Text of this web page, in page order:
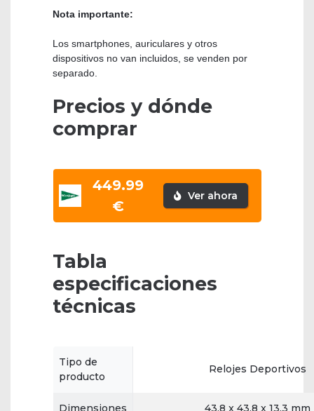
Nota importante:
Los smartphones, auriculares y otros
dispositivos no van incluidos, se venden por
separado.
Precios y dónde
comprar
449.99
€
Ver ahora
Tabla
especificaciones
técnicas
Tipo de
producto
Relojes Deportivos
Dimensiones 43,8 x 43,8 x 13,3 mm